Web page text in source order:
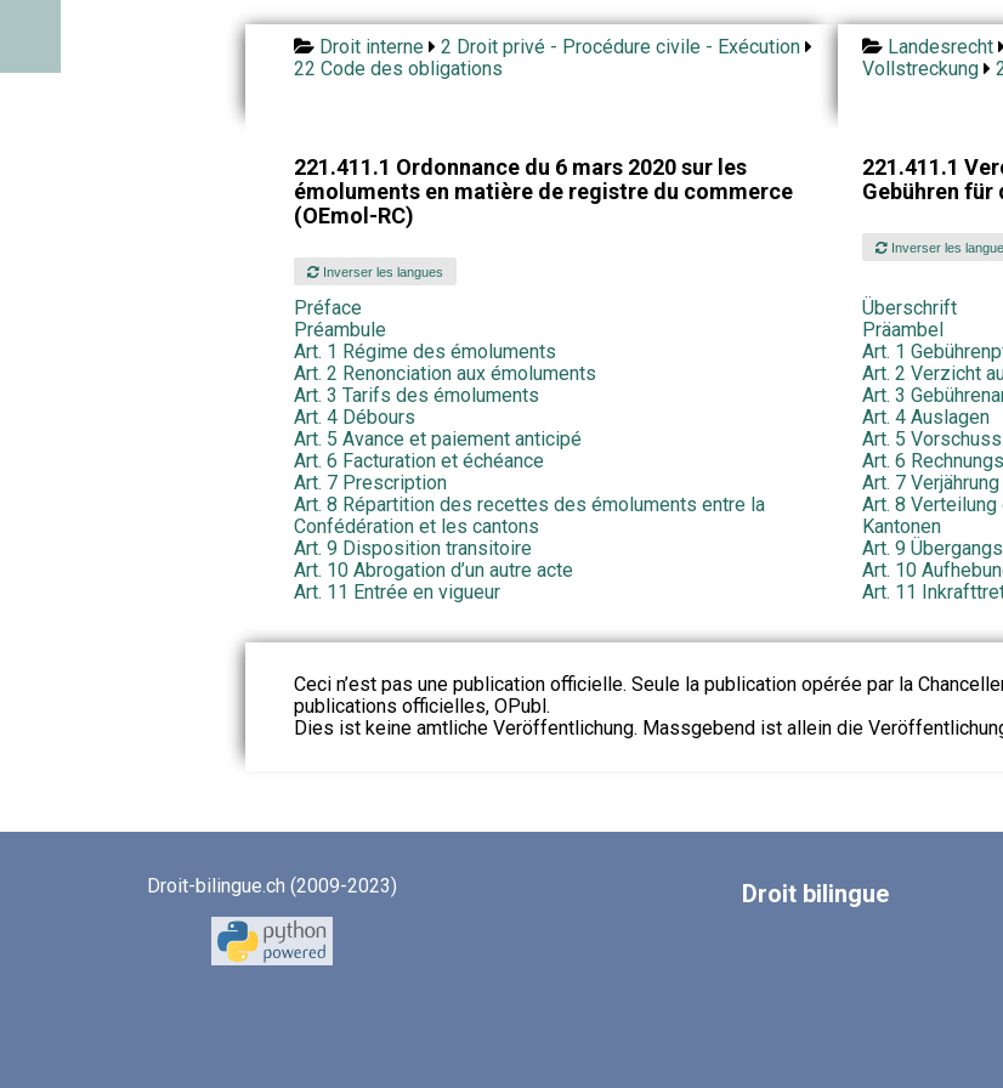
Droit interne
2 Droit privé - Procédure civile - Exécution
22 Code des obligations
Landesrecht
Vollstreckung
221.411.1 Ordonnance du 6 mars 2020 sur les
émoluments en matière de registre du commerce
(OEmol-RC)
Inverser les langues
221.411.1
Gebühren für
Inverser les
Préface
Überschrift
Préambule
Präambel
Art. 1 Régime des émoluments
Art. 1
Art. 2 Renonciation aux émoluments
Art. 2 Verzicht
Art. 3 Tarifs des émoluments
Art. 3
Art. 4 Débours
Art. 4 Auslagen
Art. 5 Avance et paiement anticipé
Art. 5
Art. 6 Facturation et échéance
Art. 6
Art. 7 Prescription
Art. 7 Verjährung
Art. 8 Répartition des recettes des émoluments entre la
Confédération et les cantons
Art. 8 Verteilung
Kantonen
Art. 9 Disposition transitoire
Art. 9
Art. 10 Abrogation d’un autre acte
Art. 10
Art. 11 Entrée en vigueur
Art. 11
Ceci n’est pas une publication officielle. Seule la publication opérée par la
publications officielles, OPubl.
Dies ist keine amtliche Veröffentlichung. Massgebend ist allein die
Droit-bilingue.ch (2009-2023) Droit bilingue